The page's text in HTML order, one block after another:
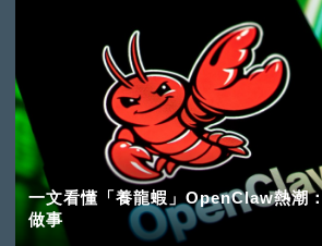
一文看懂「養龍蝦」OpenClaw熱潮
做事